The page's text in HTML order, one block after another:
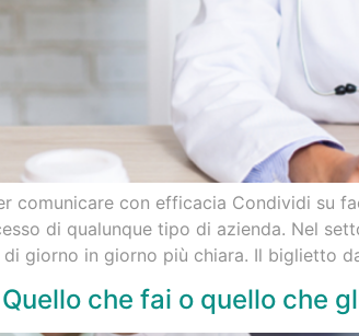
comunicare con efficacia Condividi su
di qualunque tipo di azienda. Nel
giorno in giorno più chiara. Il biglietto
che fai o quello che